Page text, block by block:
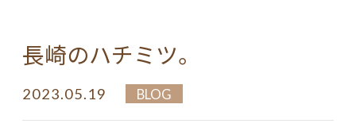
長崎のハチミツ。
2023.05.19 BLOG